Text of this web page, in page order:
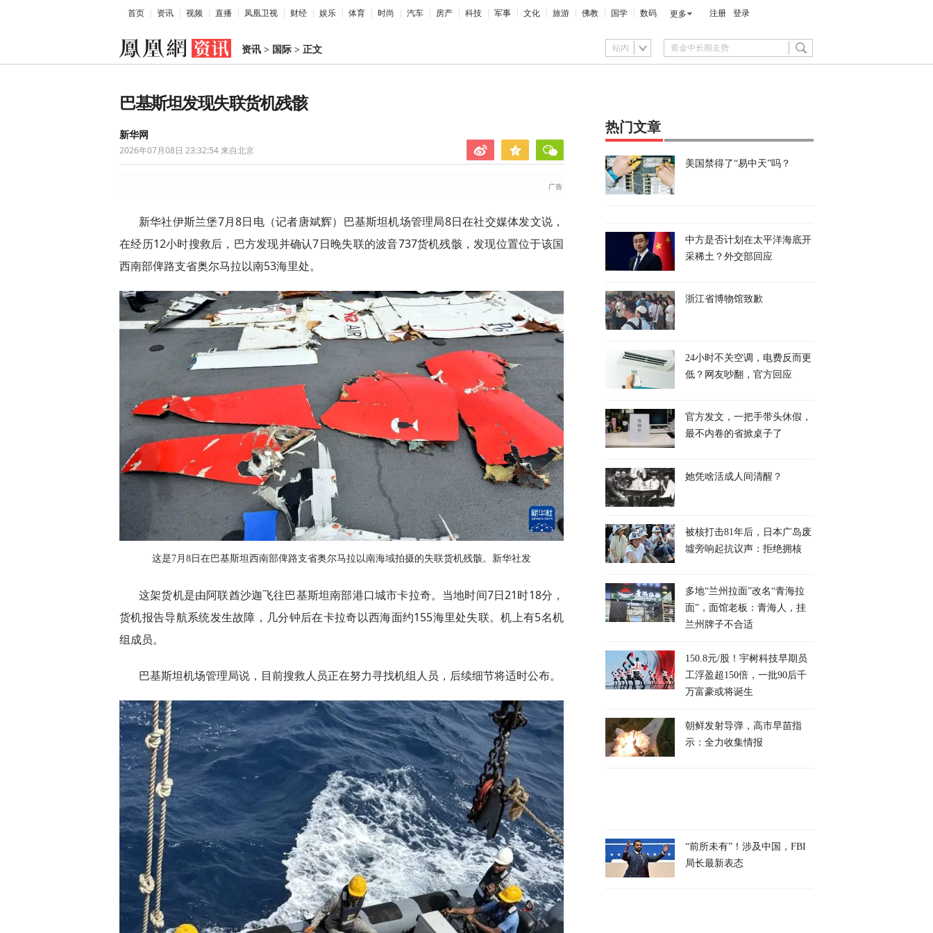
首页 资讯 视频 直播 凤凰卫视 财经 娱乐 体育 时尚 汽车 房产 科技 军事 文化 旅游 佛教 国学 数码 更多 注册 登录
资讯 > 国际 > 正文 站内
巴基斯坦发现失联货机残骸
新华网
2026年07月08日 23:32:54来自北京
新华社伊斯兰堡7月8日电（记者唐斌辉）巴基斯坦机场管理局8日在社交媒体发文说，
在经历12小时搜救后，巴方发现并确认7日晚失联的波音737货机残骸，发现位置位于该国
西南部俾路支省奥尔马拉以南53海里处。
这是7月8日在巴基斯坦西南部俾路支省奥尔马拉以南海域拍摄的失联货机残骸。新华社发
这架货机是由阿联酋沙迦飞往巴基斯坦南部港口城市卡拉奇。当地时间7日21时18分，
货机报告导航系统发生故障，几分钟后在卡拉奇以西海面约155海里处失联。机上有5名机
组成员。
巴基斯坦机场管理局说，目前搜救人员正在努力寻找机组人员，后续细节将适时公布。
热门文章
美国禁得了“易中天”吗？
中方是否计划在太平洋海底开
采稀土？外交部回应
浙江省博物馆致歉
24小时不关空调，电费反而更
低？网友吵翻，官方回应
官方发文，一把手带头休假，
最不内卷的省掀桌子了
她凭啥活成人间清醒？
被核打击81年后，日本广岛废
墟旁响起抗议声：拒绝拥核
多地“兰州拉面”改名“青海拉
面”，面馆老板：青海人，挂
兰州牌子不合适
150.8元/股！宇树科技早期员
工浮盈超150倍，一批90后千
万富豪或将诞生
朝鲜发射导弹，高市早苗指
示：全力收集情报
“前所未有”！涉及中国，FBI
局长最新表态